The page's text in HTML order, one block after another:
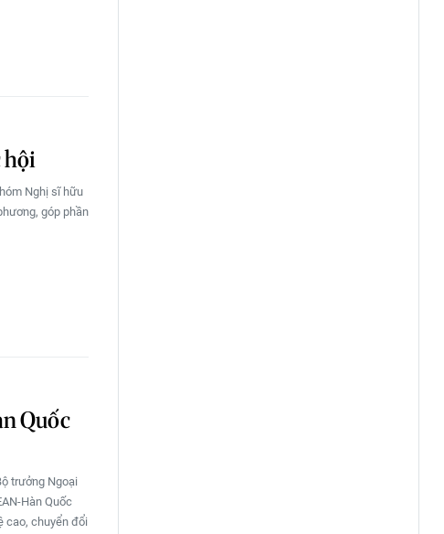
hội
Nghị sĩ hữu
góp phần
Quốc
trưởng Ngoại
Hàn Quốc
cao, chuyển đổi